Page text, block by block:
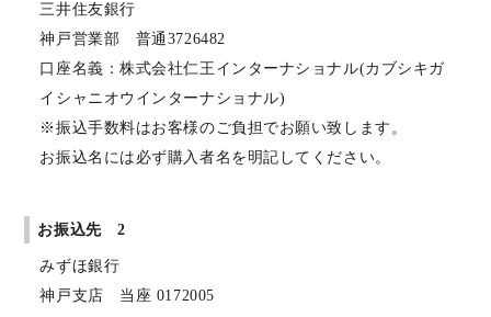
三井住友銀行
神戸営業部 普通3726482
口座名義：株式会社仁王インターナショナル(カブシキガ
イシャニオウインターナショナル)
※振込手数料はお客様のご負担でお願い致します。
お振込名には必ず購入者名を明記してください。
お振込先 2
みずほ銀行
神戸支店 当座 0172005